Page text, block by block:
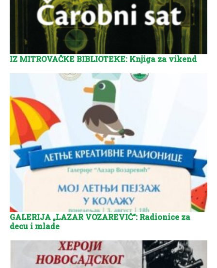
IZ MITROVAČKE BIBLIOTEKE: Knjiga za vikend
GALERIJA „LAZAR VOZAREVIĆ“: Radionice za
decu i mlade